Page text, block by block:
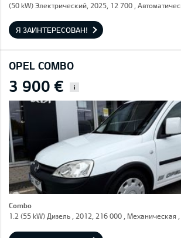
(50 kW) Электрический, 2025, 12 700 ,
Я ЗАИНТЕРЕСОВАН!
OPEL COMBO
3 900 € i
Combo
1.2 (55 kW) Дизель , 2012, 216 000 , Механическая